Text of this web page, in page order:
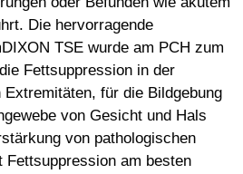
Die hervorragende
TSE wurde am PCH zum
Fettsuppression in der
für die Bildgebung
von Gesicht und Hals
von pathologischen
Fettsuppression am besten